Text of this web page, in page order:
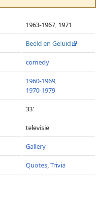
1963-1967, 1971
Beeld en Geluid
comedy
1960-1969,
1970-1979
33'
televisie
Gallery
Quotes,Trivia